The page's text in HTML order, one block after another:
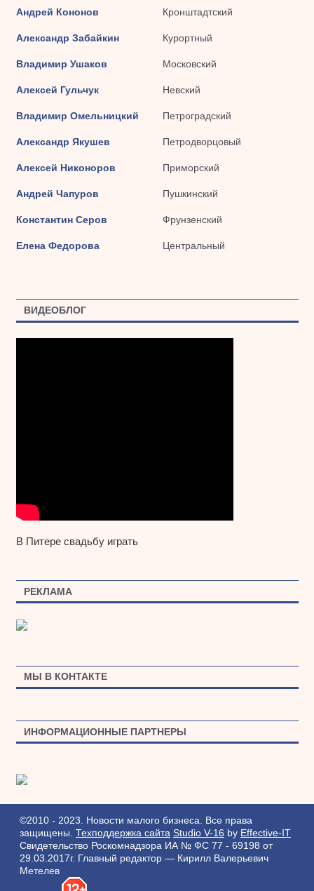
Андрей Кононов Кронштадтский
Александр Забайкин Курортный
Владимир Ушаков Московский
Алексей Гульчук Невский
Владимир Омельницкий Петроградский
Александр Якушев Петродворцовый
Алексей Никоноров Приморский
Андрей Чапуров Пушкинский
Константин Серов Фрунзенский
Елена Федорова Центральный
ВИДЕОБЛОГ
В Питере свадьбу играть
РЕКЛАМА
МЫ В КОНТАКТЕ
ИНФОРМАЦИОННЫЕ ПАРТНЕРЫ
©2010 - 2023. Новости малого бизнеса. Все права
защищены. Техподдержка сайта Studio V-16 by Effective-IT
Свидетельство Роскомнадзора ИА № ФС 77 - 69198 от
29.03.2017г.